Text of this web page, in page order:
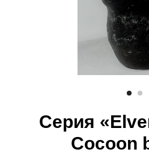
Серия
Cocoon